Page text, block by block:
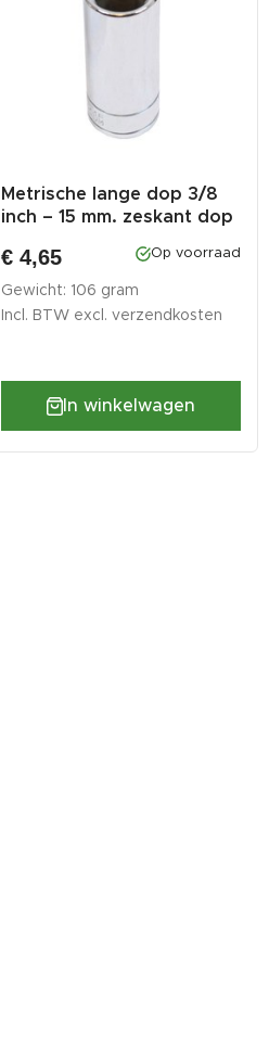
Metrische lange dop 3/8
inch – 15 mm. zeskant dop
€ 4,65 Op voorraad
Gewicht: 106 gram
Incl. BTW excl.verzendkosten
In winkelwagen